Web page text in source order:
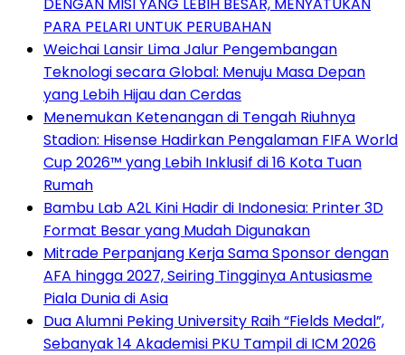
PARA PELARI UNTUK PERUBAHAN
Weichai Lansir Lima Jalur Pengembangan
Teknologi secara Global: Menuju Masa Depan
yang Lebih Hijau dan Cerdas
Menemukan Ketenangan di Tengah Riuhnya
Stadion: Hisense Hadirkan Pengalaman FIFA World
Cup 2026™ yang Lebih Inklusif di 16 Kota Tuan
Rumah
Bambu Lab A2L Kini Hadir di Indonesia: Printer 3D
Format Besar yang Mudah Digunakan
Mitrade Perpanjang Kerja Sama Sponsor dengan
AFA hingga 2027, Seiring Tingginya Antusiasme
Piala Dunia di Asia
Dua Alumni Peking University Raih “Fields Medal”,
Sebanyak 14 Akademisi PKU Tampil di ICM 2026